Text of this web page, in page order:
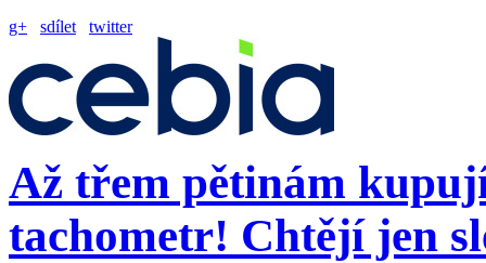
g+ sdílet twitter
Až třem pětinám
tachometr! Chtějí jen